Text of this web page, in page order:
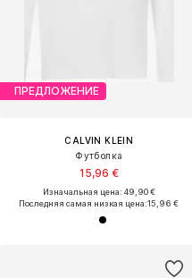
ПРЕДЛОЖЕНИЕ
CALVIN KLEIN
Футболка
15,96 €
Изначальная цена: 49,90 €
Последняя самая низкая цена:15,96 €